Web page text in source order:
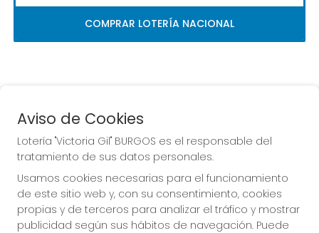
COMPRAR LOTERÍA NACIONAL
La de la Antigua de
Gamonal
Aviso de Cookies
Lotería "Victoria Gil" BURGOS es el responsable del
tratamiento de sus datos personales.
Usamos cookies necesarias para el funcionamiento
de este sitio web y, con su consentimiento, cookies
propias y de terceros para analizar el tráfico y mostrar
publicidad según sus hábitos de navegación. Puede